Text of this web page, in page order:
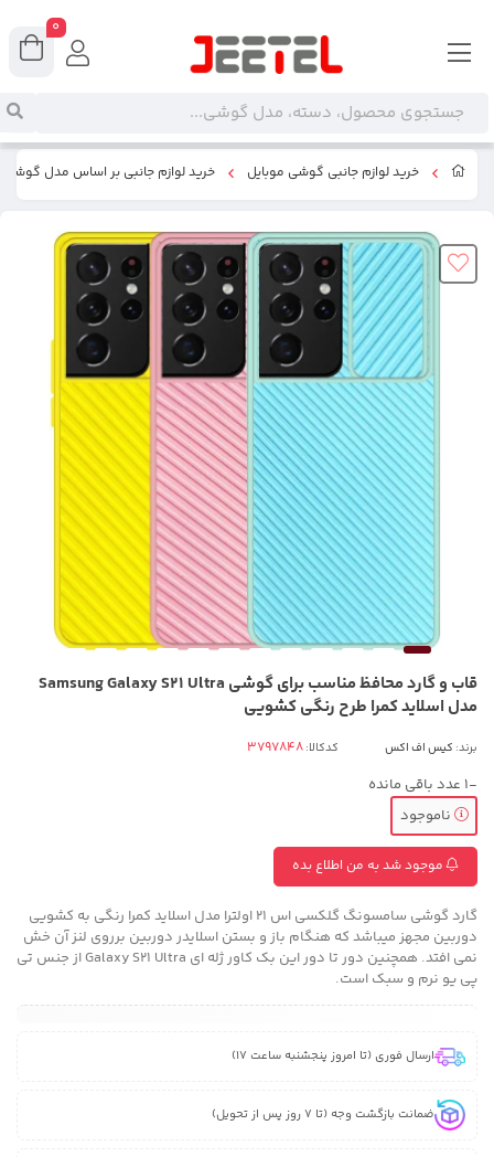
خرید لوازم جانبی گوشی موبایل خرید لوازم جانبی بر اساس مدل گوشی
قاب و گارد محافظ مناسب برای گوشی Samsung Galaxy S21 Ultra
مدل اسلاید کمرا طرح رنگی کشویی
برند: کیس اف اکس کدکالا:
-1 عدد باقی مانده
ناموجود
موجود شد به من اطلاع بده
گارد گوشی سامسونگ گلکسی اس 21 اولترا مدل اسلاید کمرا رنگی به کشویی
دوربین مجهز میباشد که هنگام باز و بستن اسلایدر دوربین برروی لنز آن خش
نمی افتد. همچنین دور تا دور این بک کاور ژله ای Galaxy S21 Ultra از جنس تی
پی یو نرم و سبک است.
ارسال فوری (تا امروز پنجشنبه ساعت 17)
ضمانت بازگشت وجه (تا 7 روز پس از تحویل)
0